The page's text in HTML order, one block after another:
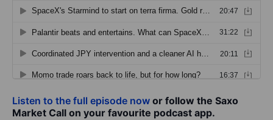
Listen to the full episode now or follow the Saxo
Market Call on your favourite podcast app.